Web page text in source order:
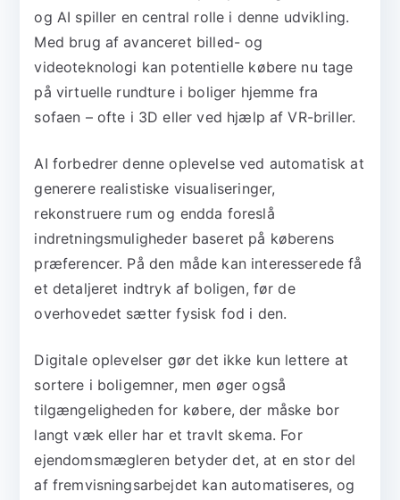
og AI spiller en central rolle i denne udvikling.
Med brug af avanceret billed- og
videoteknologi kan potentielle købere nu tage
på virtuelle rundture i boliger hjemme fra
sofaen – ofte i 3D eller ved hjælp af VR-briller.
AI forbedrer denne oplevelse ved automatisk at
generere realistiske visualiseringer,
rekonstruere rum og endda foreslå
indretningsmuligheder baseret på køberens
præferencer. På den måde kan interesserede få
et detaljeret indtryk af boligen, før de
overhovedet sætter fysisk fod i den.
Digitale oplevelser gør det ikke kun lettere at
sortere i boligemner, men øger også
tilgængeligheden for købere, der måske bor
langt væk eller har et travlt skema. For
ejendomsmægleren betyder det, at en stor del
af fremvisningsarbejdet kan automatiseres, og